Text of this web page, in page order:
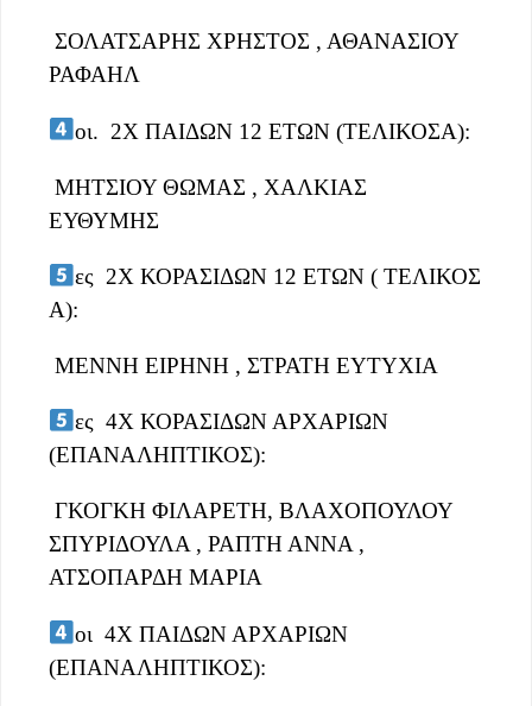
ΣΟΛΑΤΣΑΡΗΣ ΧΡΗΣΤΟΣ , ΑΘΑΝΑΣΙΟΥ
ΡΑΦΑΗΛ
οι. 2Χ ΠΑΙΔΩΝ 12 ΕΤΩΝ (ΤΕΛΙΚΟΣΑ):
ΜΗΤΣΙΟΥ ΘΩΜΑΣ , ΧΑΛΚΙΑΣ
ΕΥΘΥΜΗΣ
ες 2Χ ΚΟΡΑΣΙΔΩΝ 12 ΕΤΩΝ ( ΤΕΛΙΚΟΣ
Α):
ΜΕΝΝΗ ΕΙΡΗΝΗ , ΣΤΡΑΤΗ ΕΥΤΥΧΙΑ
ες 4Χ ΚΟΡΑΣΙΔΩΝ ΑΡΧΑΡΙΩΝ
(ΕΠΑΝΑΛΗΠΤΙΚΟΣ):
ΓΚΟΓΚΗ ΦΙΛΑΡΕΤΗ, ΒΛΑΧΟΠΟΥΛΟΥ
ΣΠΥΡΙΔΟΥΛΑ , ΡΑΠΤΗ ΑΝΝΑ ,
ΑΤΣΟΠΑΡΔΗ ΜΑΡΙΑ
οι 4Χ ΠΑΙΔΩΝ ΑΡΧΑΡΙΩΝ
(ΕΠΑΝΑΛΗΠΤΙΚΟΣ):